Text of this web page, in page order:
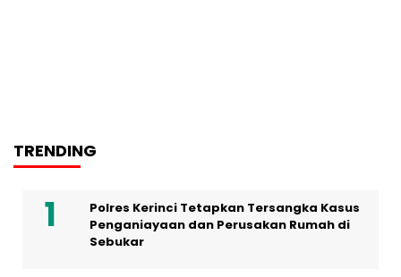
TRENDING
Polres Kerinci Tetapkan Tersangka Kasus
Penganiayaan dan Perusakan Rumah di
Sebukar